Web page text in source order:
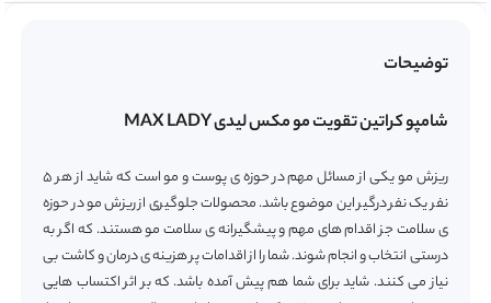
توضیحات
شامپو کراتین تقویت مو مکس لیدی MAX LADY
ریزش مو یکی از مسائل مهم در حوزه ی پوست و مو است که شاید از هر ۵
نفر یک نفر درگیر این موضوع باشد. محصولات جلوگیری از ریزش مو در حوزه
ی سلامت جز اقدام های مهم و پیشگیرانه ی سلامت مو هستند. که اگر به
درستی انتخاب و انجام شوند. شما را از اقدامات پر هزینه ی درمان و کاشت بی
نیاز می کنند. شاید برای شما هم پیش آمده باشد. که بر اثر اکتساب هایی